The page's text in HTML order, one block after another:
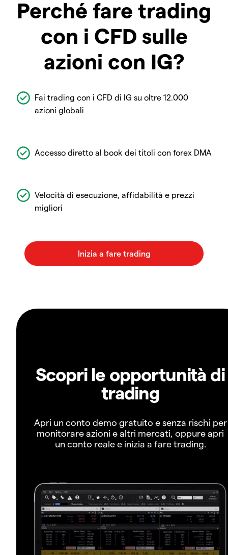
Perché fare trading
con i CFD sulle
azioni con IG?
Fai trading con i CFD di IG su oltre 12.000
azioni globali
Accesso diretto al book dei titoli con forex DMA
Velocità di esecuzione, affidabilità e prezzi
migliori
Scopri le opportunità di
trading
Apri un conto demo gratuito e senza rischi per
monitorare azioni e altri mercati, oppure apri
un conto reale e inizia a fare trading.